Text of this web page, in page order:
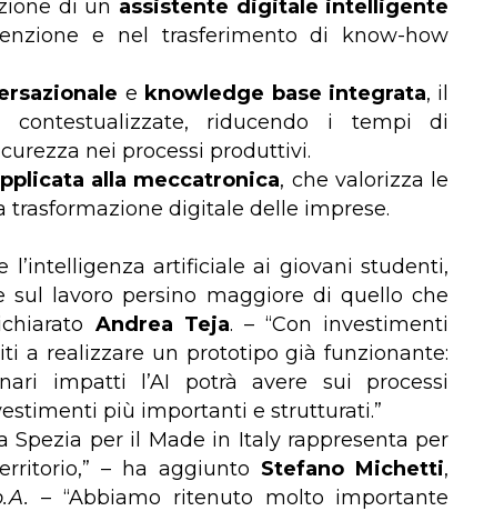
di un assistente digitale intelligente
e nel trasferimento di know-how
e knowledge base integrata, il
contestualizzate, riducendo i tempi di
nei processi produttivi.
alla meccatronica, che valorizza le
digitale delle imprese.
l’intelligenza artificiale ai giovani studenti,
lavoro persino maggiore di quello che
Andrea Teja. – “Con investimenti
a realizzare un prototipo già funzionante:
impatti l’AI potrà avere sui processi
più importanti e strutturati.”
Spezia per il Made in Italy rappresenta per
– ha aggiunto Stefano Michetti,
– “Abbiamo ritenuto molto importante